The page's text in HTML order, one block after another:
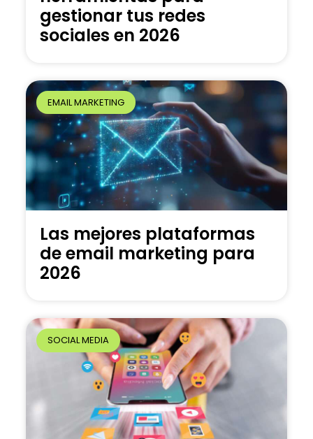
gestionar tus redes
sociales en 2026
EMAIL MARKETING
Las mejores plataformas
de email marketing para
2026
SOCIAL MEDIA